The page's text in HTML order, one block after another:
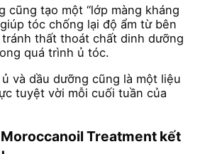
cũng tạo một “lớp màng kháng
tóc chống lại độ ẩm từ bên
thất thoát chất dinh dưỡng
quá trình ủ tóc.
và dầu dưỡng cũng là một liệu
tuyệt vời mỗi cuối tuần của
Treatment kết